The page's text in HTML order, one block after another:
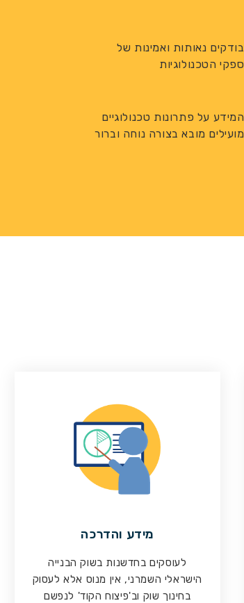
בודקים נאותות ואמינות של
ספקי הטכנולוגיות
המידע על פתרונות טכנולוגיים
מועילים מובא בצורה נוחה וברור
מידע והדרכה
לעוסקים בחדשנות בשוק הבנייה
הישראלי השמרני, אין מנוס אלא לעסוק
בחינוך שוק וב'פיצוח הקוד' לנפשם